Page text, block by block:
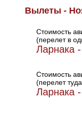
Вылеты -
Стоимость
(перелет в
Ларнака
Стоимость
(перелет
Ларнака